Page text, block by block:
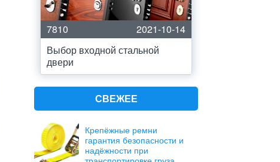
7810
2021-10-14
Выбор входной стальной
двери
СВЕЖЕЕ
Крепёжные ремни
гарантия безопасности и
надёжности при